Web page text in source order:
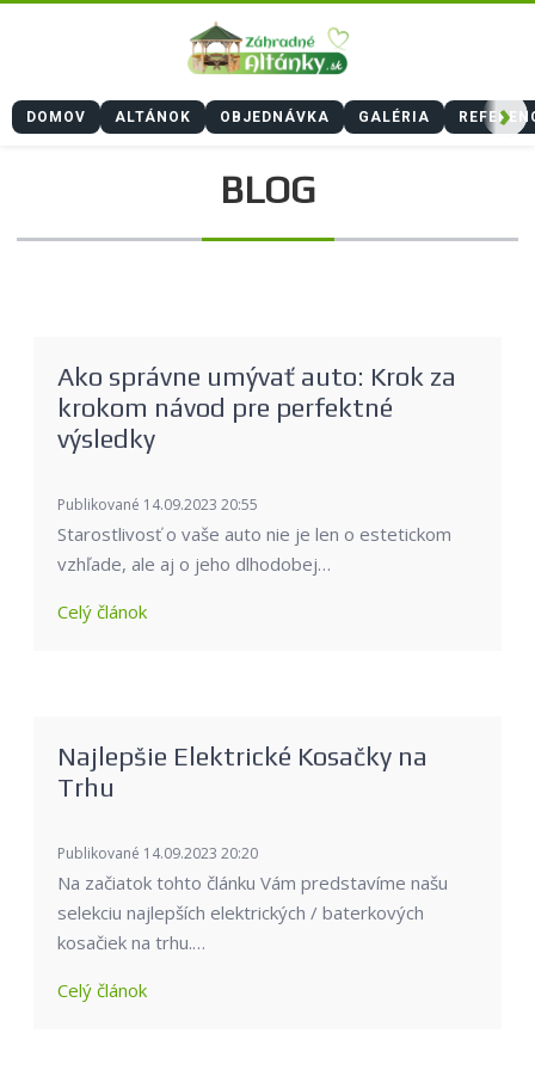
DOMOV ALTÁNOK OBJEDNÁVKA GALÉRIA
BLOG
Ako správne umývať auto: Krok za
krokom návod pre perfektné
výsledky
Publikované 14.09.2023 20:55
Starostlivosť o vaše auto nie je len o estetickom
vzhľade, ale aj o jeho dlhodobej…
Celý článok
Najlepšie Elektrické Kosačky na
Trhu
Publikované 14.09.2023 20:20
Na začiatok tohto článku Vám predstavíme našu
selekciu najlepších elektrických / baterkových
kosačiek na trhu.…
Celý článok
›